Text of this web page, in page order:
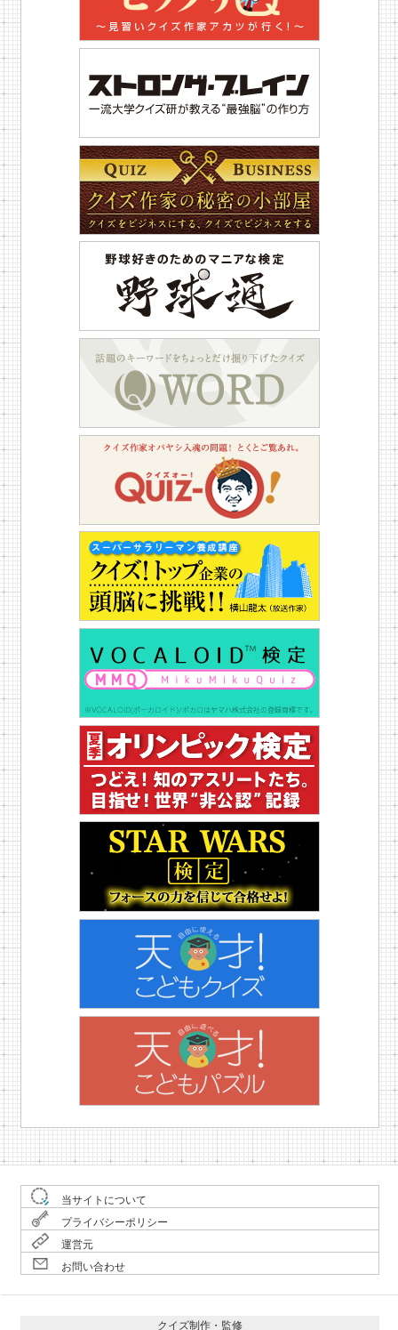
当サイトについて
プライバシーポリシー
運営元
お問い合わせ
クイズ制作・監修